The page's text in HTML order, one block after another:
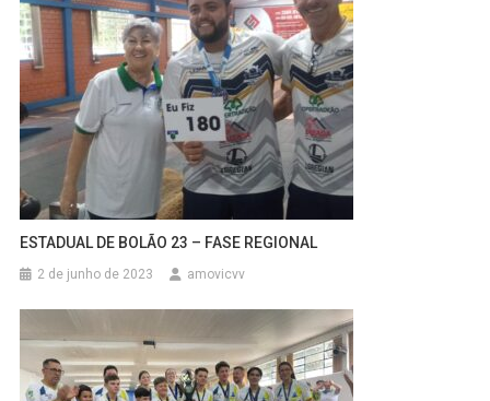
ESTADUAL DE BOLÃO 23 – FASE REGIONAL
2 de junho de 2023 amovicvv